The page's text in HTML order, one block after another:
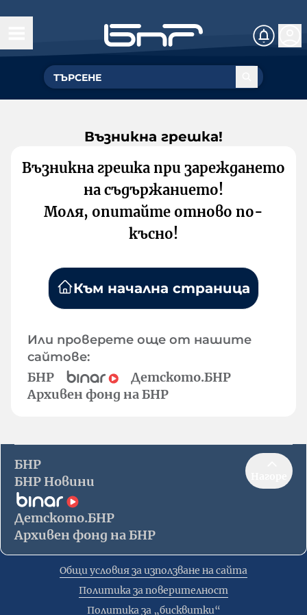
Възникна грешка!
Възникна грешка при зареждането
на съдържанието!
Моля, опитайте отново по-
късно!
Към начална страница
Или проверете още от нашите
сайтове:
БНР
Детското.БНР
Архивен фонд на БНР
БНР
БНР Новини
Детското.БНР
Архивен фонд на БНР
Общи условия за използване на сайта
Политика за поверителност
Политика за „бисквитки“